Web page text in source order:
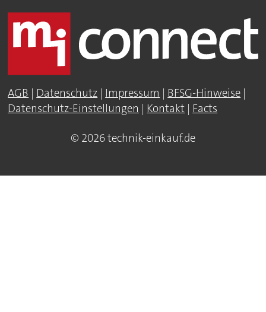
AGB Datenschutz Impressum BFSG-Hinweise
Datenschutz-Einstellungen
Kontakt Facts
© 2026 technik-einkauf.de